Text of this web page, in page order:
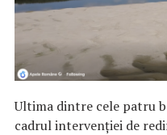
Ultima dintre cele patru
cadrul intervenţiei de